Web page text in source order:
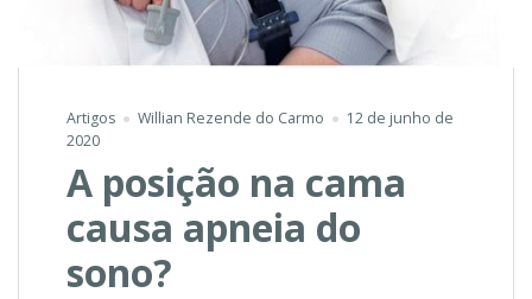
Artigos Willian Rezende do Carmo
12 de junho de
2020
A posição na cama
causa apneia do
sono?